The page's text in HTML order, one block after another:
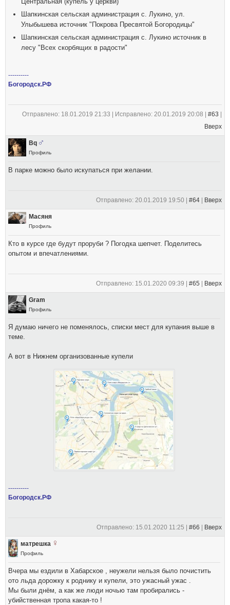
Шапкинская сельская администрация с. Лукино, ул.
Улыбышева источник "Покрова Пресвятой Богородицы"
Шапкинская сельская администрация с. Лукино источник в
лесу "Всех скорбящих в радости"
----------
Богородск.РФ
Отправлено: 18.01.2019 21:33 | Исправлено: 20.01.2019 20:08 | #63
Вверх
Bq
Профиль
В парке можно было искупаться при желании.
Отправлено: 20.01.2019 19:50 | #64 Вверх
Масяня
Профиль
Кто в курсе где будут проруби ? Погодка шепчет. Поделитесь
опытом и впечатлениями.
Отправлено: 15.01.2020 09:39 | #65 Вверх
Gram
Профиль
Я думаю ничего не поменялось, списки мест для купания выше в
теме.
А вот в Нижнем организованные купели
----------
Богородск.РФ
Отправлено: 15.01.2020 11:25 | #66 Вверх
матрешка
Профиль
Вчера мы ездили в Хабарское , неужели нельзя было почистить
ото льда дорожку к роднику и купели, это ужасный ужас .
Мы были днём, а как же люди ночью там пробирались -
убийственная тропа какая-то !